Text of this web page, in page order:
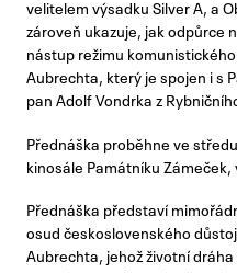
velitelem výsadku Silver A, a
zároveň ukazuje, jak odpůrce
nástup režimu
Aubrechta, který je spojen i s
pan Adolf Vondrka z
Přednáška proběhne ve středu
kinosále Památníku Zámeček,
Přednáška představí
osud československého
Aubrechta, jehož životní